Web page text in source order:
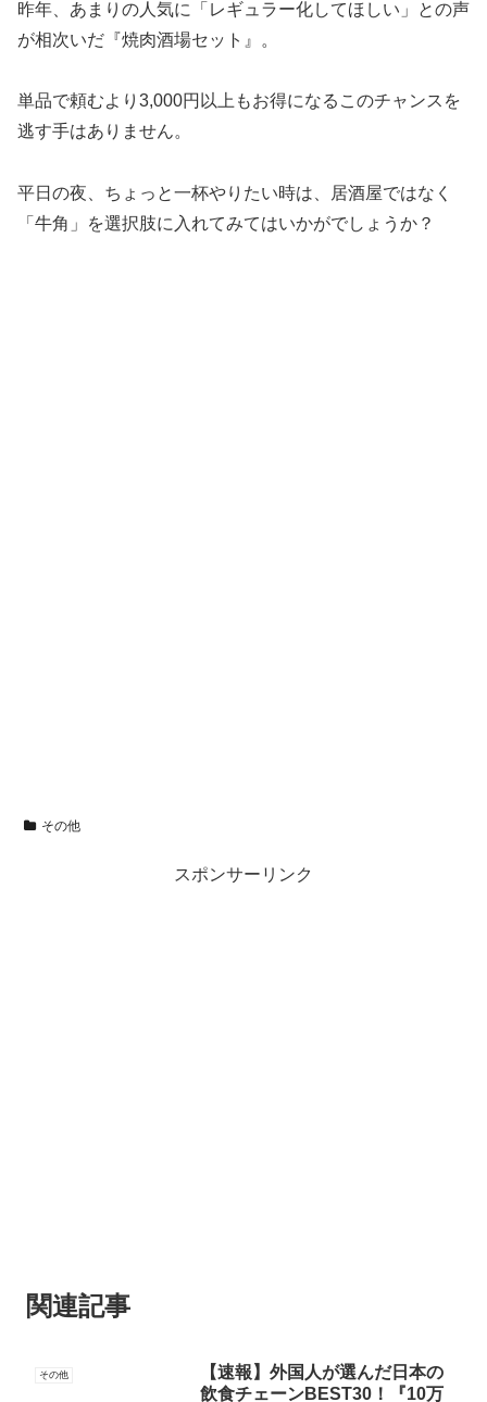
昨年、あまりの人気に「レギュラー化してほしい」との声
が相次いだ『焼肉酒場セット』。
単品で頼むより3,000円以上もお得になるこのチャンスを
逃す手はありません。
平日の夜、ちょっと一杯やりたい時は、居酒屋ではなく
「牛角」を選択肢に入れてみてはいかがでしょうか？
その他
スポンサーリンク
関連記事
その他
【速報】外国人が選んだ日本の
飲食チェーンBEST30！『10万